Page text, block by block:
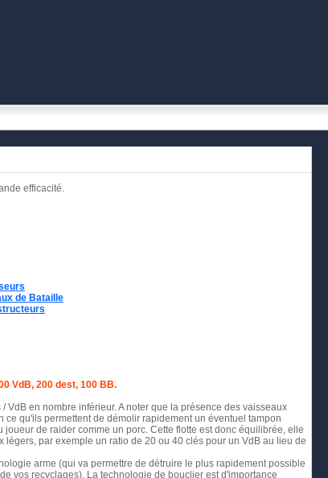
efficacité.
de Bataille
VdB, 200 dest, 100 BB.
en nombre inférieur. A noter que la présence des vaisseaux
ce qu'ils permettent de démolir rapidement un éventuel tampon
de raider comme un porc. Cette flotte est donc équilibrée, elle
par exemple un ratio de 20 ou 40 clés pour un VdB au lieu de
arme (qui va permettre de détruire le plus rapidement possible
vos recyclages). La technologie de bouclier est d'importance